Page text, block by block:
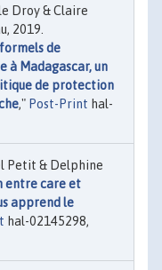
Droy & Claire
2019.
de
à Madagascar, un
de protection
," Post-Print hal-
Petit & Delphine
entre care et
apprend le
hal-02145298,